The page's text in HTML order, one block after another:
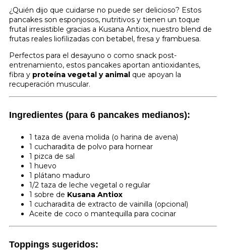
¿Quién dijo que cuidarse no puede ser delicioso? Estos
pancakes son esponjosos, nutritivos y tienen un toque
frutal irresistible gracias a Kusana Antiox, nuestro blend de
frutas reales liofilizadas con betabel, fresa y frambuesa.
Perfectos para el desayuno o como snack post-
entrenamiento, estos pancakes aportan antioxidantes,
fibra y proteína vegetal y animal que apoyan la
recuperación muscular.
Ingredientes (para 6 pancakes medianos):
1 taza de avena molida (o harina de avena)
1 cucharadita de polvo para hornear
1 pizca de sal
1 huevo
1 plátano maduro
1/2 taza de leche vegetal o regular
1 sobre de Kusana Antiox
1 cucharadita de extracto de vainilla (opcional)
Aceite de coco o mantequilla para cocinar
Toppings sugeridos: